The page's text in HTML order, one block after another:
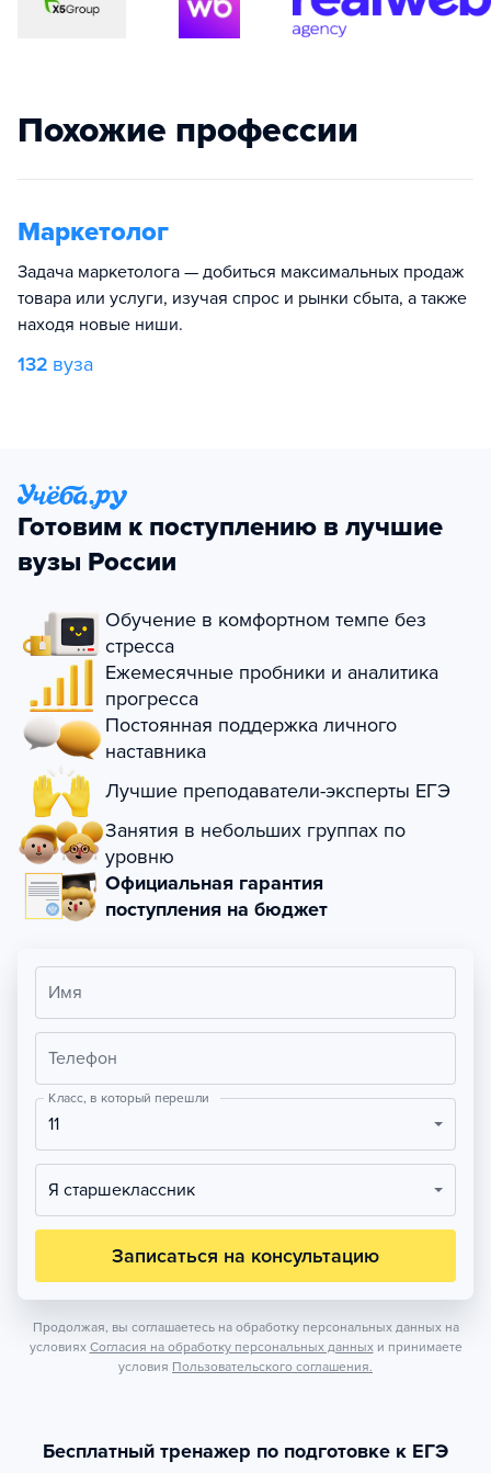
Похожие профессии
Маркетолог
Задача маркетолога — добиться максимальных продаж
товара или услуги, изучая спрос и рынки сбыта, а также
находя новые ниши.
132 вуза
Готовим к поступлению в лучшие
вузы России
Обучение в комфортном темпе без
стресса
Ежемесячные пробники и аналитика
прогресса
Постоянная поддержка личного
наставника
Лучшие преподаватели-эксперты ЕГЭ
Занятия в небольших группах по
уровню
Официальная гарантия
поступления на бюджет
Имя
Телефон
Класс, в который перешли
11
Я старшеклассник
Записаться на консультацию
Продолжая, вы соглашаетесь на обработку персональных данных на
условиях Согласия на обработку персональных данных и принимаете
условия Пользовательского соглашения.
Бесплатный тренажер по подготовке к ЕГЭ